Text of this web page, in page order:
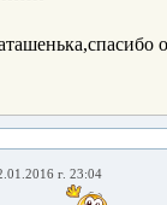
г. 23:04